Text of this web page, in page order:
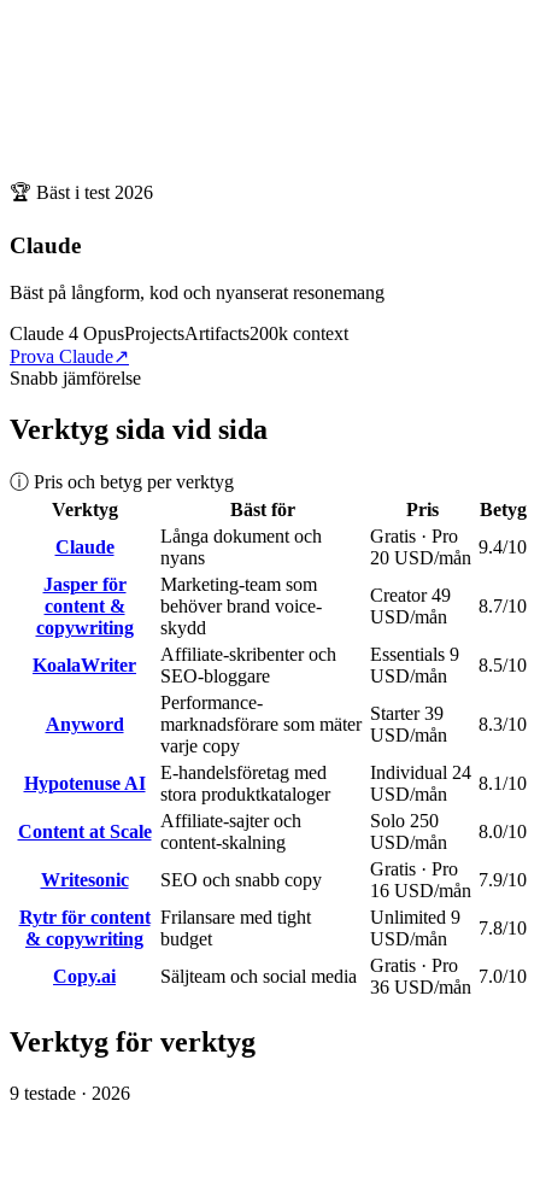
🏆 Bäst i test 2026
Claude
Bäst på långform, kod och nyanserat resonemang
Claude 4 OpusProjectsArtifacts200k context
Prova Claude↗
Snabb jämförelse
Verktyg sida vid sida
ⓘ Pris och betyg per verktyg
Verktyg
Bäst för Pris
Betyg
Claude
Långa dokument och
nyans
Gratis · Pro
20 USD/mån
9.4/10
Jasper för
content &
copywriting
Marketing-team som
behöver brand voice-
skydd
Creator 49
USD/mån
8.7/10
KoalaWriter
Affiliate-skribenter och
SEO-bloggare
Essentials 9
USD/mån
8.5/10
Anyword
Performance-
marknadsförare som mäter
varje copy
Starter 39
USD/mån
8.3/10
Hypotenuse AI
E-handelsföretag med
stora produktkataloger
Individual 24
USD/mån
8.1/10
Content at Scale
Affiliate-sajter och
content-skalning
Solo 250
USD/mån
8.0/10
Writesonic SEO och snabb copy
Gratis · Pro
16 USD/mån
7.9/10
Rytr för content
& copywriting
Frilansare med tight
budget
Unlimited 9
USD/mån
7.8/10
Copy.ai Säljteam och social media
Gratis · Pro
36 USD/mån
7.0/10
Verktyg för verktyg
9 testade · 2026